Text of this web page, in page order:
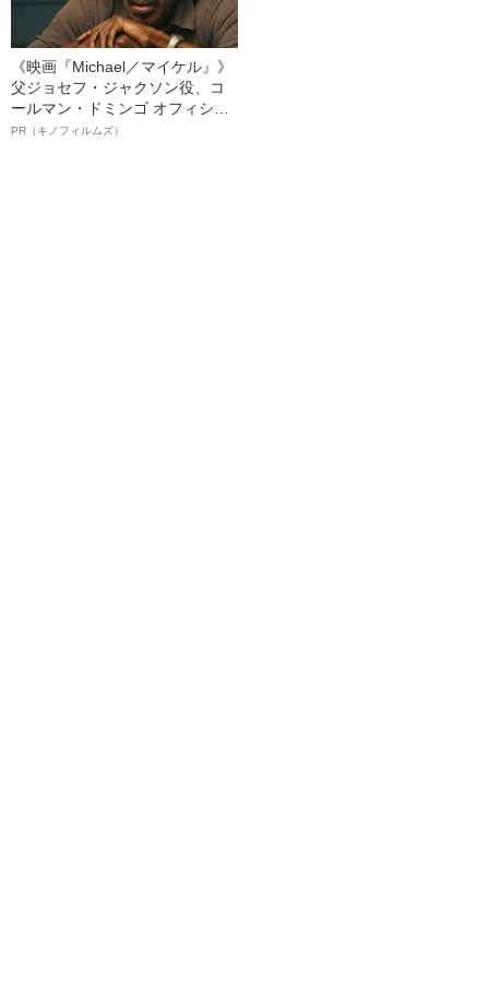
《映画『Michael／マイケル』》
父ジョセフ・ジャクソン役、コ
ールマン・ドミンゴ オフィシャ
ルインタビュー“観客を魅了した
PR（キノフィルムズ）